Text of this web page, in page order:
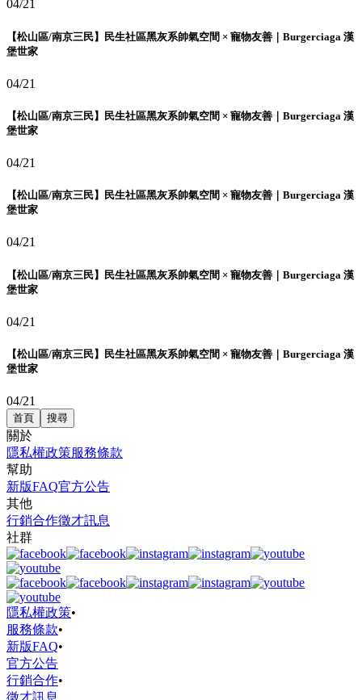
04/21
【松山區/南京三民】民生社區黑灰系帥氣空間 × 寵物友善｜Burgerciaga 漢
堡世家
04/21
【松山區/南京三民】民生社區黑灰系帥氣空間 × 寵物友善｜Burgerciaga 漢
堡世家
04/21
【松山區/南京三民】民生社區黑灰系帥氣空間 × 寵物友善｜Burgerciaga 漢
堡世家
04/21
【松山區/南京三民】民生社區黑灰系帥氣空間 × 寵物友善｜Burgerciaga 漢
堡世家
04/21
【松山區/南京三民】民生社區黑灰系帥氣空間 × 寵物友善｜Burgerciaga 漢
堡世家
04/21
首頁 搜尋
關於
隱私權政策服務條款
幫助
新版FAQ官方公告
其他
行銷合作徵才訊息
社群
隱私權政策•
服務條款•
新版FAQ•
官方公告
行銷合作•
徵才訊息